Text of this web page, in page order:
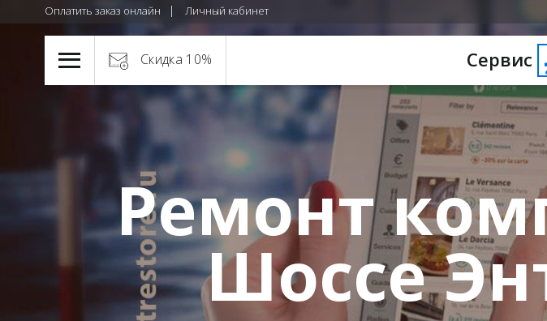
Оплатить заказ онлайн Личный кабинет
Сервис
Скидка 10%
Ремонт
Шоссе